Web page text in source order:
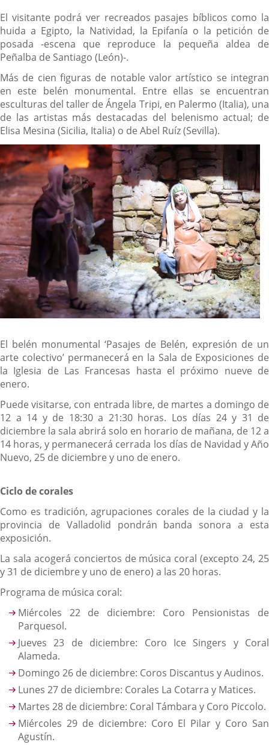
El visitante podrá ver recreados pasajes bíblicos como la
huida a Egipto, la Natividad, la Epifanía o la petición de
posada -escena que reproduce la pequeña aldea de
Peñalba de Santiago (León)-.
Más de cien figuras de notable valor artístico se integran
en este belén monumental. Entre ellas se encuentran
esculturas del taller de Ángela Tripi, en Palermo (Italia), una
de las artistas más destacadas del belenismo actual; de
Elisa Mesina (Sicilia, Italia) o de Abel Ruíz (Sevilla).
El belén monumental ‘Pasajes de Belén, expresión de un
arte colectivo’ permanecerá en la Sala de Exposiciones de
la Iglesia de Las Francesas hasta el próximo nueve de
enero.
Puede visitarse, con entrada libre, de martes a domingo de
12 a 14 y de 18:30 a 21:30 horas. Los días 24 y 31 de
diciembre la sala abrirá solo en horario de mañana, de 12 a
14 horas, y permanecerá cerrada los días de Navidad y Año
Nuevo, 25 de diciembre y uno de enero.
Ciclo de corales
Como es tradición, agrupaciones corales de la ciudad y la
provincia de Valladolid pondrán banda sonora a esta
exposición.
La sala acogerá conciertos de música coral (excepto 24, 25
y 31 de diciembre y uno de enero) a las 20 horas.
Programa de música coral:
Miércoles 22 de diciembre: Coro Pensionistas de
Parquesol.
Jueves 23 de diciembre: Coro Ice Singers y Coral
Alameda.
Domingo 26 de diciembre: Coros Discantus y Audinos.
Lunes 27 de diciembre: Corales La Cotarra y Matices.
Martes 28 de diciembre: Coral Támbara y Coro Piccolo.
Miércoles 29 de diciembre: Coro El Pilar y Coro San
Agustín.